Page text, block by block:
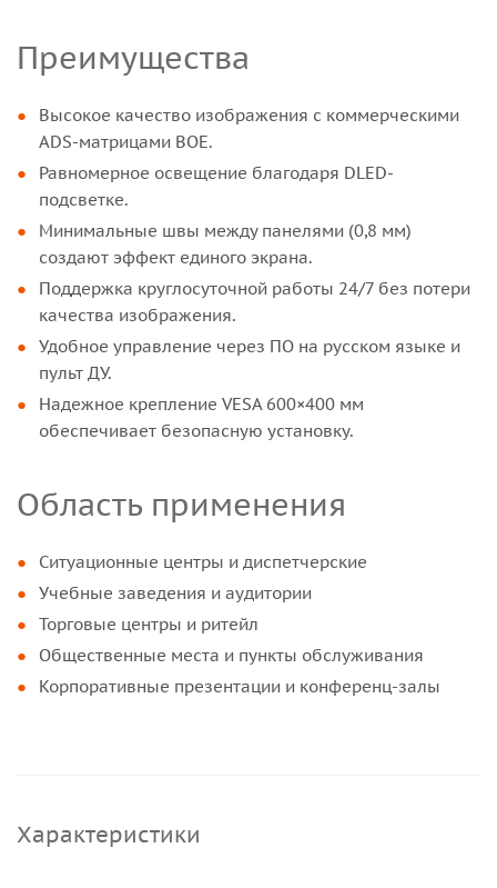
Преимущества
Высокое качество изображения с коммерческими
ADS-матрицами BOE.
Равномерное освещение благодаря DLED-
подсветке.
Минимальные швы между панелями (0,8 мм)
создают эффект единого экрана.
Поддержка круглосуточной работы 24/7 без потери
качества изображения.
Удобное управление через ПО на русском языке и
пульт ДУ.
Надежное крепление VESA 600×400 мм
обеспечивает безопасную установку.
Область применения
Ситуационные центры и диспетчерские
Учебные заведения и аудитории
Торговые центры и ритейл
Общественные места и пункты обслуживания
Корпоративные презентации и конференц-залы
Характеристики